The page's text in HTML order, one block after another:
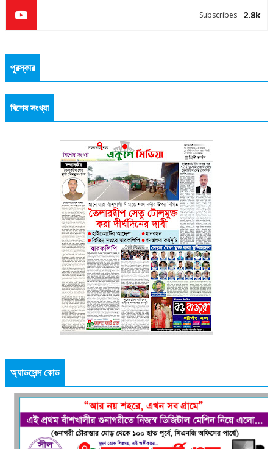
2.8k
Subscribes
পুরস্কার
বিশেষ সংখ্যা
অ্যাডসেন্স কোড